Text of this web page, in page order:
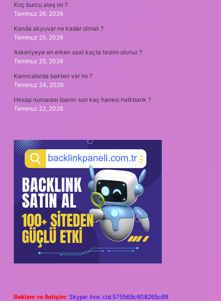
Koç burcu ateş mi ?
Temmuz 26, 2026
Kanda akyuvar ne kadar olmalı ?
Temmuz 25, 2026
Askeriyeye en erken saat kaçta teslim olunur ?
Temmuz 25, 2026
Karıncalarda bakteri var mı ?
Temmuz 24, 2026
Hesap numarası ibanın son kaç hanesi halkbank ?
Temmuz 22, 2026
Reklam ve İletişim: Skype: live:.cid.575569c608265c69